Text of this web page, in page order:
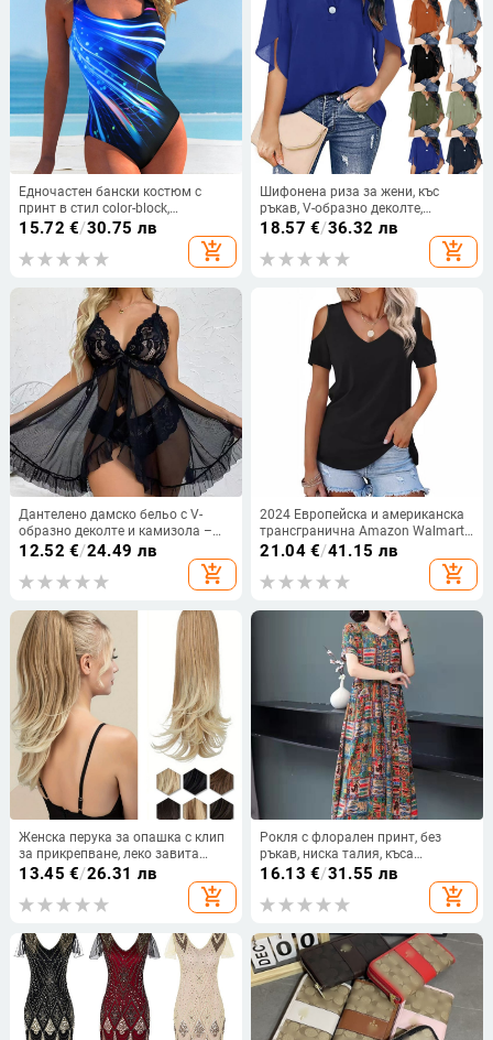
Едночастен бански костюм с
принт в стил color-block,
полиестер/еластан 82%/18%, 210
15.72 €/30.75 лв
add_shopping_cart
Шифонена риза за жени, къс
ръкав, V-образно деколте,
моноцветна, закопчаване с едно
копче, свободен силует, средна
дължина
18.57 €/36.32 лв
add_shopping_cart
Дантелено дамско бельо с V-
образно деколте и камизола –
мултицветен комплект,
материя 101–120 g/m², пролет
12.52 €/24.49 лв
add_shopping_cart
2024 Европейска и американска
трансгранична Amazon Walmart
Hot Нова дамска тениска с къс
ръкав и открито рамо, секси
базова тениска
21.04€/41.15 лв
add_shopping_cart
Женска перука за опашка с клип
за прикрепване, леко завита
опашка, термоустойчива тел
13.45 €/26.31 лв
add_shopping_cart
Рокля с флорален принт, без
ръкав, ниска талия, къса
дължина, смес памук-полиестер
16.13 €/31.55 лв
add_shopping_cart